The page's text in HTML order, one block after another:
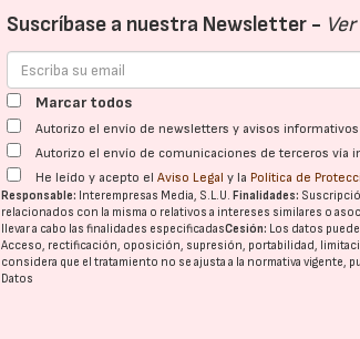
Suscríbase a nuestra Newsletter -
Marcar todos
Autorizo el envío de newsletters y avisos
Autorizo el envío de comunicaciones de terceros vía
He leído y acepto elAviso Legal y la Política de
Responsable: Interempresas Media, S.L.U. Finalidades:
relacionados con la misma o relativos a intereses similares o
llevar a cabo las finalidades especificadasCesión: Los datos
Acceso, rectificación, oposición, supresión, portabilidad,
considera que el tratamiento no se ajusta a la normativa vigente,
Datos